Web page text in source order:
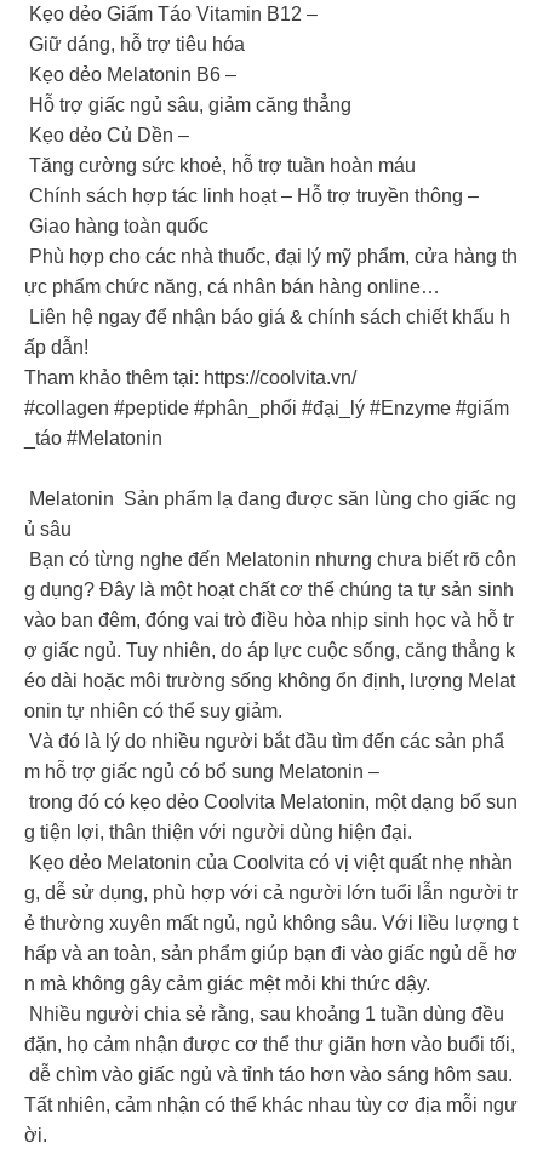
Kẹo dẻo Giấm Táo Vitamin B12 –
Giữ dáng, hỗ trợ tiêu hóa
Kẹo dẻo Melatonin B6 –
Hỗ trợ giấc ngủ sâu, giảm căng thẳng
Kẹo dẻo Củ Dền –
Tăng cường sức khoẻ, hỗ trợ tuần hoàn máu
Chính sách hợp tác linh hoạt – Hỗ trợ truyền thông –
Giao hàng toàn quốc
Phù hợp cho các nhà thuốc, đại lý mỹ phẩm, cửa hàng th
ực phẩm chức năng, cá nhân bán hàng online…
Liên hệ ngay để nhận báo giá & chính sách chiết khấu h
ấp dẫn!
Tham khảo thêm tại: https://coolvita.vn/
#collagen #peptide #phân_phối #đại_lý #Enzyme #giấm
_táo #Melatonin
Melatonin Sản phẩm lạ đang được săn lùng cho giấc ng
ủ sâu
Bạn có từng nghe đến Melatonin nhưng chưa biết rõ côn
g dụng? Đây là một hoạt chất cơ thể chúng ta tự sản sinh
vào ban đêm, đóng vai trò điều hòa nhịp sinh học và hỗ tr
ợ giấc ngủ. Tuy nhiên, do áp lực cuộc sống, căng thẳng k
éo dài hoặc môi trường sống không ổn định, lượng Melat
onin tự nhiên có thể suy giảm.
Và đó là lý do nhiều người bắt đầu tìm đến các sản phẩ
m hỗ trợ giấc ngủ có bổ sung Melatonin –
trong đó có kẹo dẻo Coolvita Melatonin, một dạng bổ sun
g tiện lợi, thân thiện với người dùng hiện đại.
Kẹo dẻo Melatonin của Coolvita có vị việt quất nhẹ nhàn
g, dễ sử dụng, phù hợp với cả người lớn tuổi lẫn người tr
ẻ thường xuyên mất ngủ, ngủ không sâu. Với liều lượng t
hấp và an toàn, sản phẩm giúp bạn đi vào giấc ngủ dễ hơ
n mà không gây cảm giác mệt mỏi khi thức dậy.
Nhiều người chia sẻ rằng, sau khoảng 1 tuần dùng đều
đặn, họ cảm nhận được cơ thể thư giãn hơn vào buổi tối,
dễ chìm vào giấc ngủ và tỉnh táo hơn vào sáng hôm sau.
Tất nhiên, cảm nhận có thể khác nhau tùy cơ địa mỗi ngư
ời.